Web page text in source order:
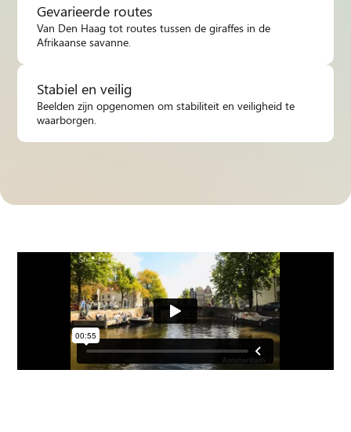
Gevarieerde routes
Van Den Haag tot routes tussen de giraffes in de
Afrikaanse savanne.
Stabiel en veilig
Beelden zijn opgenomen om stabiliteit en veiligheid te
waarborgen.